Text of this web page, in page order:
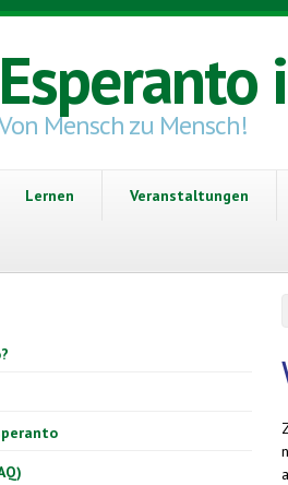
Esperanto
Mensch zu Mensch!
Lernen Veranstaltungen